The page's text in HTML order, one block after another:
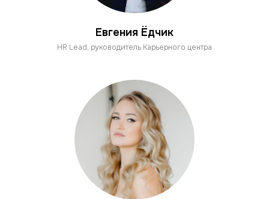
Евгения Ёдчик
HR Lead, руководитель Карьерного центра